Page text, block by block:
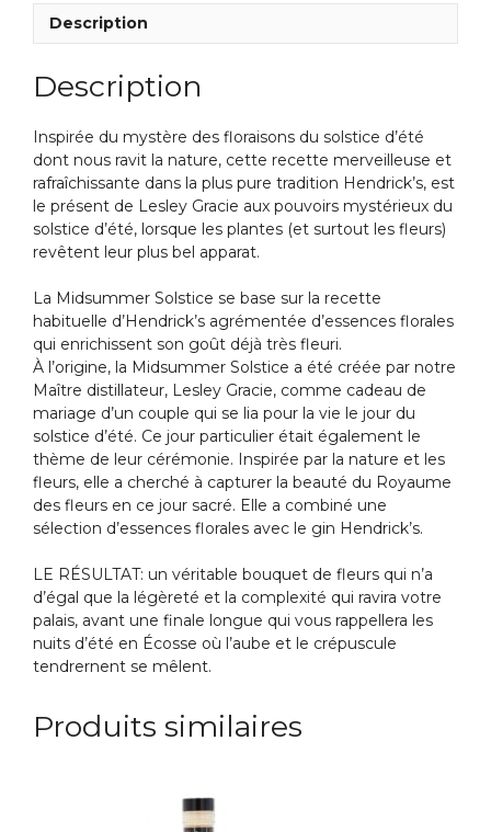
Description
Description
Inspirée du mystère des floraisons du solstice d’été
dont nous ravit la nature, cette recette merveilleuse et
rafraîchissante dans la plus pure tradition Hendrick’s, est
le présent de Lesley Gracie aux pouvoirs mystérieux du
solstice d’été, lorsque les plantes (et surtout les fleurs)
revêtent leur plus bel apparat.
La Midsummer Solstice se base sur la recette
habituelle d’Hendrick’s agrémentée d’essences florales
qui enrichissent son goût déjà très fleuri.
À l’origine, la Midsummer Solstice a été créée par notre
Maître distillateur, Lesley Gracie, comme cadeau de
mariage d’un couple qui se lia pour la vie le jour du
solstice d’été. Ce jour particulier était également le
thème de leur cérémonie. Inspirée par la nature et les
fleurs, elle a cherché à capturer la beauté du Royaume
des fleurs en ce jour sacré. Elle a combiné une
sélection d’essences florales avec le gin Hendrick’s.
LE RÉSULTAT: un véritable bouquet de fleurs qui n’a
d’égal que la légèreté et la complexité qui ravira votre
palais, avant une finale longue qui vous rappellera les
nuits d’été en Écosse où l’aube et le crépuscule
tendrernent se mêlent.
Produits similaires